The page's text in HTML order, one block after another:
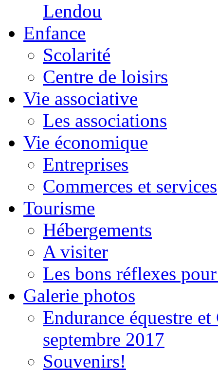
Lendou
Enfance
Scolarité
Centre de loisirs
Vie associative
Les associations
Vie économique
Entreprises
Commerces et services
Tourisme
Hébergements
A visiter
Les bons réflexes
Galerie photos
Endurance équestre
septembre 2017
Souvenirs!